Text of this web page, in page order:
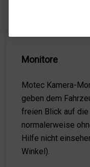
Monitore
Motec Kamera-
geben dem
freien Blick auf
normalerweise
Hilfe nicht
Winkel).